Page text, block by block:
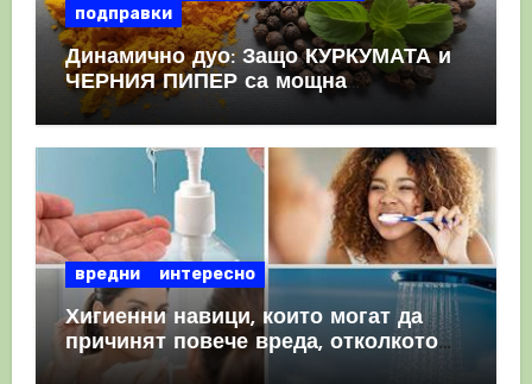
подправки
Динамично дуо: Защо КУРКУМАТА и
ЧЕРНИЯ ПИПЕР са мощна
комбинация
вредни интересно
Хигиенни навици, които могат да
причинят повече вреда, отколкото
полза